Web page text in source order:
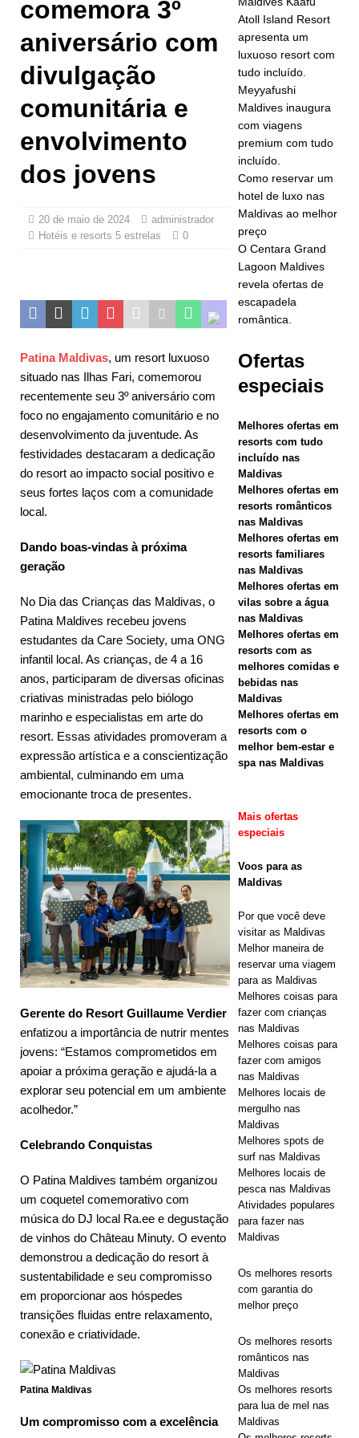
HOTÉIS E
RESORTS 5
de 2026]
JW Marriott
Island Resort
resort com
incluído.
HOTÉIS E
RESORTS 5
ESTRELAS
[30 de abril
com viagens
premium
com tudo
incluído.
HOTÉIS E
ESTRELAS
[ 29 de abril
de 2026 ]
Como
reservar um
hotel de luxo
nas Maldivas
ao melhor
NOTÍCIAS
DE
VIAGENS
Grand
Maldives
ofertas de
escapadela
5
comemora 3º
aniversário com
divulgação
comunitária e
envolvimento
dos jovens
20 de maio de 2024
administrador
Hotéis e resorts 5 estrelas
0
Patina Maldivas, um resort luxuoso
situado nas Ilhas Fari, comemorou
recentemente seu 3º aniversário com
foco no engajamento comunitário e no
desenvolvimento da juventude. As
festividades destacaram a dedicação
do resort ao impacto social positivo e
seus fortes laços com a comunidade
local.
Dando boas-vindas à próxima
geração
No Dia das Crianças das Maldivas, o
Patina Maldives recebeu jovens
estudantes da Care Society, uma ONG
infantil local. As crianças, de 4 a 16
anos, participaram de diversas oficinas
criativas ministradas pelo biólogo
marinho e especialistas em arte do
resort. Essas atividades promoveram a
expressão artística e a conscientização
ambiental, culminando em uma
emocionante troca de presentes.
Gerente do Resort Guillaume Verdier
enfatizou a importância de nutrir mentes
jovens: “Estamos comprometidos em
apoiar a próxima geração e ajudá-la a
explorar seu potencial em um ambiente
acolhedor.”
Celebrando Conquistas
O Patina Maldives também organizou
um coquetel comemorativo com
música do DJ local Ra.ee e degustação
de vinhos do Château Minuty. O evento
demonstrou a dedicação do resort à
sustentabilidade e seu compromisso
em proporcionar aos hóspedes
transições fluidas entre relaxamento,
conexão e criatividade.
Patina Maldivas
Um compromisso com a excelência
Atoll Island Resort
apresenta um
luxuoso resort com
tudo incluído.
Meyyafushi
Maldives inaugura
com viagens
premium com tudo
incluído.
Como reservar um
hotel de luxo nas
Maldivas ao melhor
preço
O Centara Grand
Lagoon Maldives
revela ofertas de
escapadela
romântica.
Ofertas
especiais
Melhores ofertas em
resorts com tudo
incluído nas
Maldivas
Melhores ofertas em
resorts românticos
nas Maldivas
Melhores ofertas em
resorts familiares
nas Maldivas
Melhores ofertas em
vilas sobre a água
nas Maldivas
Melhores ofertas em
resorts com as
melhores comidas e
bebidas nas
Maldivas
Melhores ofertas em
resorts com o
melhor bem-estar e
spa nas Maldivas
Mais ofertas
especiais
Voos para as
Maldivas
Por que você deve
visitar as Maldivas
Melhor maneira de
reservar uma viagem
para as Maldivas
Melhores coisas para
fazer com crianças
nas Maldivas
Melhores coisas para
fazer com amigos
nas Maldivas
Melhores locais de
mergulho nas
Maldivas
Melhores spots de
surf nas Maldivas
Melhores locais de
pesca nas Maldivas
Atividades populares
para fazer nas
Maldivas
Os melhores resorts
com garantia do
melhor preço
Os melhores resorts
românticos nas
Maldivas
Os melhores resorts
para lua de mel nas
Maldivas